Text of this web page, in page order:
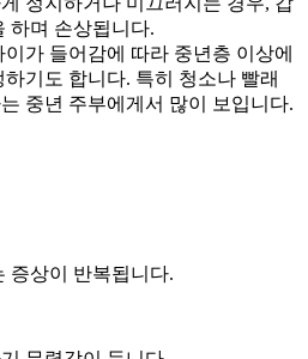
하며 손상됩니다.
이가 들어감에 따라 중년층 이상에
기도 합니다. 특히 청소나 빨래
중년 주부에게서 많이 보입니다.
증상이 반복됩니다.